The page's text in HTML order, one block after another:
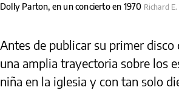
Dolly Parton, en un concierto en 1970 Richard
Antes de publicar su primer
una amplia trayectoria sobre los
niña en la iglesia y con tan solo